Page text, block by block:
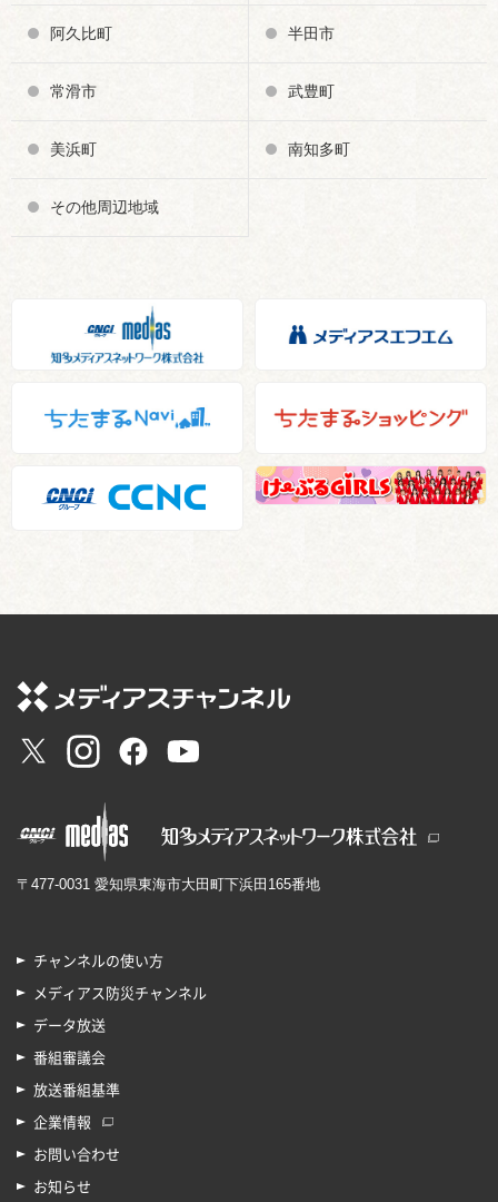
阿久比町 半田市
常滑市 武豊町
美浜町 南知多町
その他周辺地域
〒477-0031 愛知県東海市大田町下浜田165番地
チャンネルの使い方
メディアス防災チャンネル
データ放送
番組審議会
放送番組基準
企業情報
お問い合わせ
お知らせ